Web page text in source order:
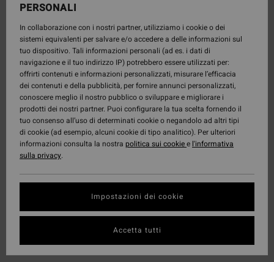
PERSONALI
In collaborazione con i nostri partner, utilizziamo i cookie o dei
sistemi equivalenti per salvare e/o accedere a delle informazioni sul
tuo dispositivo. Tali informazioni personali (ad es. i dati di
navigazione e il tuo indirizzo IP) potrebbero essere utilizzati per:
offrirti contenuti e informazioni personalizzati, misurare l’efficacia
dei contenuti e della pubblicità, per fornire annunci personalizzati,
conoscere meglio il nostro pubblico o sviluppare e migliorare i
prodotti dei nostri partner. Puoi configurare la tua scelta fornendo il
tuo consenso all’uso di determinati cookie o negandolo ad altri tipi
di cookie (ad esempio, alcuni cookie di tipo analitico). Per ulteriori
informazioni consulta la nostra politica sui cookiee l'informativa
sulla privacy.
Impostazioni dei cookie
Accetta tutti